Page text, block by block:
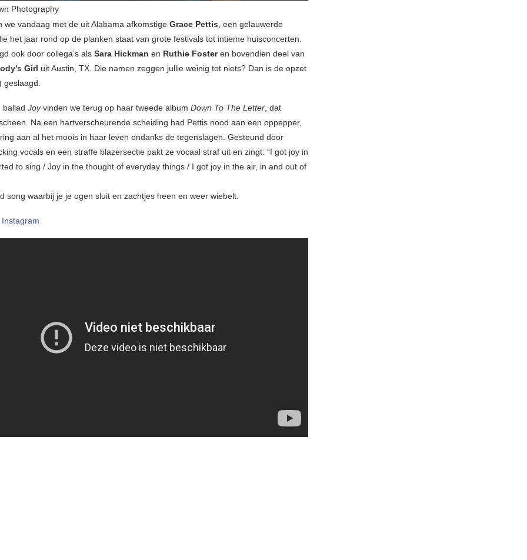
Photography
we vandaag met de uit Alabama afkomstige Grace Pettis, een gelauwerde
het jaar rond op de planken staat van grote festivals tot intieme huisconcerten.
ook door collega’s als Sara Hickman en Ruthie Fosteren bovendien deel van
Girl uit Austin, TX. Die namen zeggen jullie weinig tot niets? Dan is de opzet
geslaagd.
ballad Joyvinden we terug op haar tweede album Down To The Letter, dat
Na een hartverscheurende scheiding had Pettis nood aan een oppepper,
aan al het moois in haar leven ondanks de tegenslagen. Gesteund door
vocals en een straffe blazersectie pakt ze vocaal straf uit en zingt: “I got joy in
to sing / Joy in the thought of everyday things / I got joy in the air, in and out of
song waarbij je je ogen sluit en zachtjes heen en weer wiebelt.
Instagram